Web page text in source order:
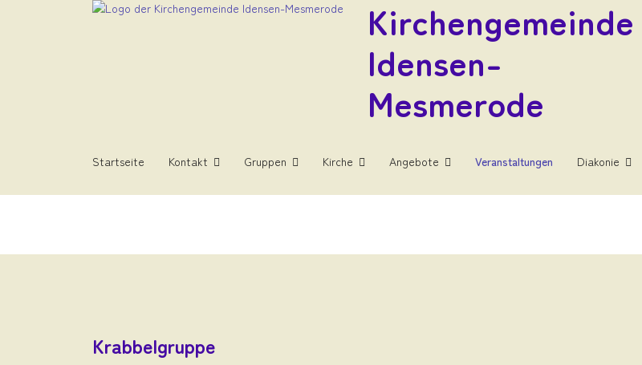
Kirchengemeinde
Idensen-
Mesmerode
Startseite Kontakt Gruppen Kirche Angebote Veranstaltungen Diakonie
Krabbelgruppe